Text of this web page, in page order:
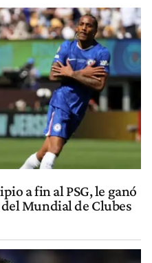
a fin al PSG, le ganó
Mundial de Clubes